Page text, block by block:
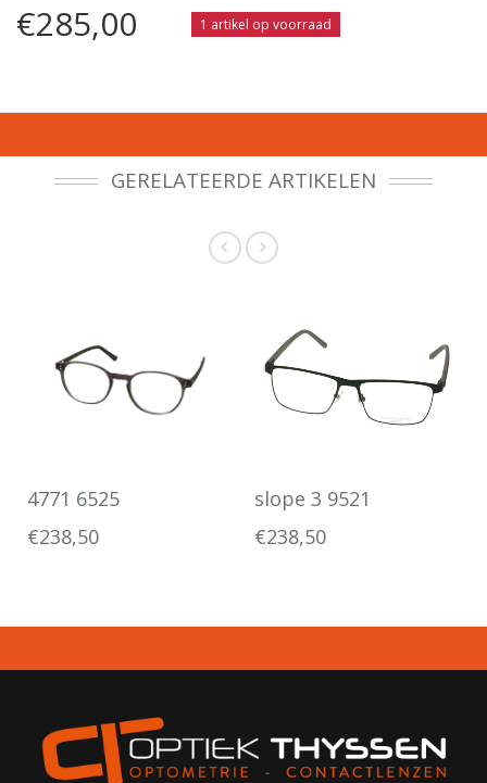
€285,00 1 artikel op voorraad
GERELATEERDE ARTIKELEN
4771 6525
€238,50
slope 3 9521
€238,50